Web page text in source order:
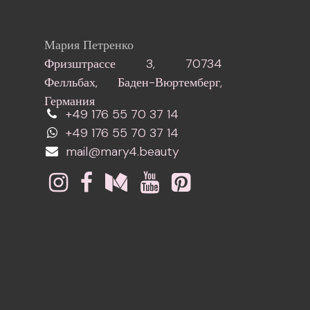
Мария Петренко
Фризштрассе 3, 70734
Фелльбах, Баден-Вюртемберг,
Германия
+49 176 55 70 37 14
+49 176 55 70 37 14
mail@mary4.beauty